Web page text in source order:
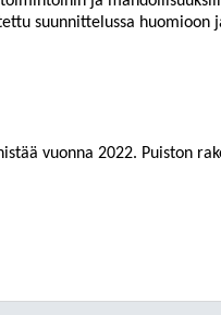
suunnittelussa huomioon
vuonna 2022. Puiston